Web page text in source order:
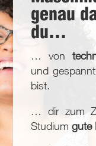
genau
du…
… von
und
bist.
… dir zum
Studiumgute